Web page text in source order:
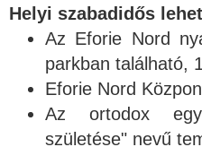
Helyi szabadidős
Az Eforie Nord
parkban található,
Eforie Nord
Az ortodox
születése" nevű